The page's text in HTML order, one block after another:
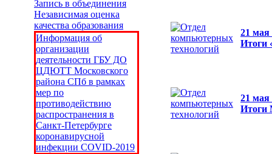
Запись в объединения
Независимая оценка
качества образования
Информация об
организации
деятельности ГБУ ДО
ЦДЮТТ Московского
района СПб в рамках
мер по
противодействию
распространения в
Санкт-Петербурге
коронавирусной
инфекции COVID-2019
21 мая
21 мая
Итоги